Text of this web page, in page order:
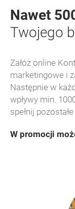
Nawet
Twojego
Załóż online
marketingowe i
Następnie w
wpływy min.
spełnij
W promocji